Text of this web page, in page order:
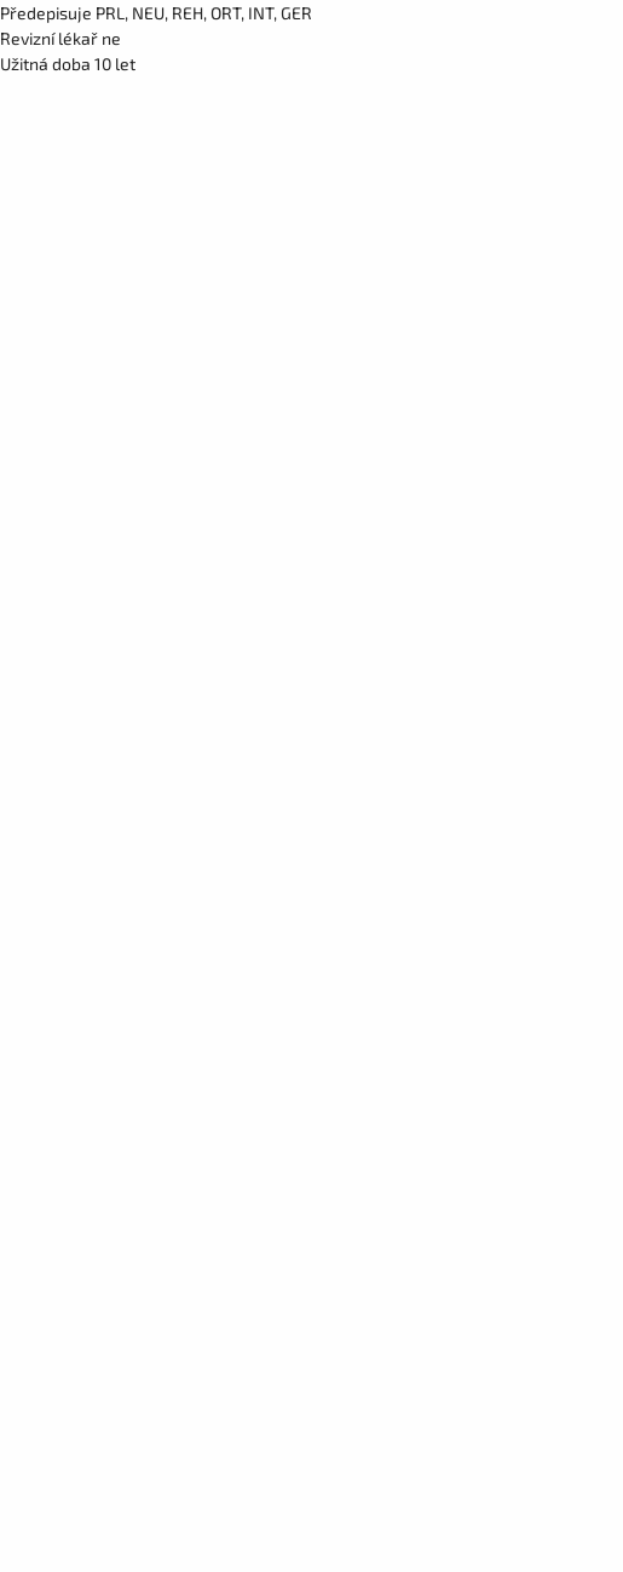
Předepisuje PRL, NEU, REH, ORT, INT, GER
Revizní lékař ne
Užitná doba 10 let